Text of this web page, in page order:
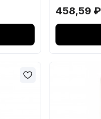
15.1.
15.2.
15.4.
458,59